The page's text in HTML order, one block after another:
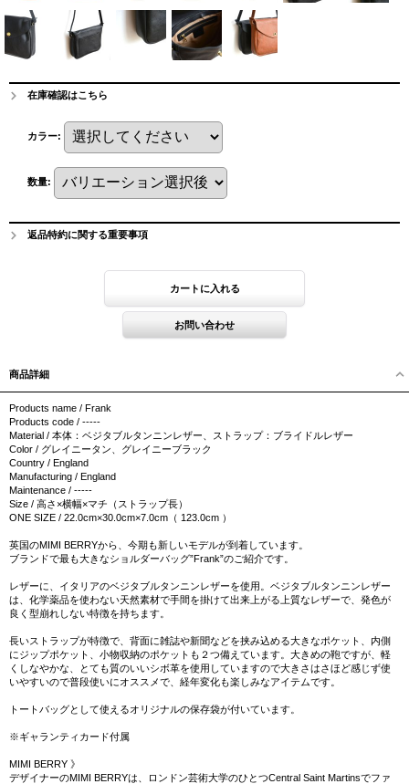
在庫確認はこちら
カラー:
数量:
返品特約に関する重要事項
商品詳細
Products name / Frank
Products code / -----
Material / 本体：ベジタブルタンニンレザー、ストラップ：ブライドルレザー
Color / グレイニータン、グレイニーブラック
Country / England
Manufacturing / England
Maintenance / -----
Size / 高さ×横幅×マチ（ストラップ長）
ONE SIZE / 22.0cm×30.0cm×7.0cm（ 123.0cm ）
英国のMIMI BERRYから、今期も新しいモデルが到着しています。
ブランドで最も大きなショルダーバッグ”Frank”のご紹介です。
レザーに、イタリアのベジタブルタンニンレザーを使用。ベジタブルタンニンレザー
は、化学薬品を使わない天然素材で手間を掛けて出来上がる上質なレザーで、発色が
良く型崩れしない特徴を持ちます。
長いストラップが特徴で、背面に雑誌や新聞などを挟み込める大きなポケット、内側
にジップポケット、小物収納のポケットも２つ備えています。大きめの鞄ですが、軽
くしなやかな、とても質のいいシボ革を使用していますので大きさはさほど感じず使
いやすいので普段使いにオススメで、経年変化も楽しみなアイテムです。
トートバッグとして使えるオリジナルの保存袋が付いています。
※ギャランティカード付属
MIMI BERRY 》
デザイナーのMIMI BERRYは、ロンドン芸術大学のひとつCentral Saint Martinsでファ